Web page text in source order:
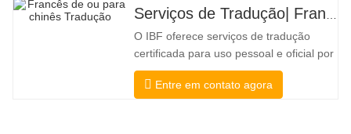
governos municipais, estaduais e
federais, esse tipo de tradução é
freqüentemente necessário. Para
Serviços de Tradução| Francês de ou para chinês
O IBF oferece serviços de tradução
certificada para uso pessoal e oficial por
universidades, tribunais e muitos
governos locais. Nós selecione apenas
Entre em contato agora